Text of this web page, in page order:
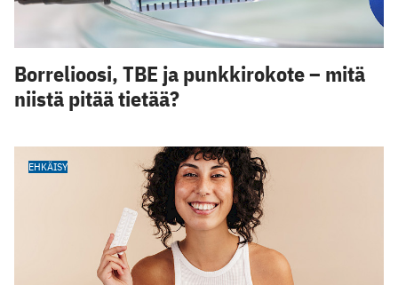
Borrelioosi, TBE ja punkkirokote – mitä
niistä pitää tietää?
EHKÄISY